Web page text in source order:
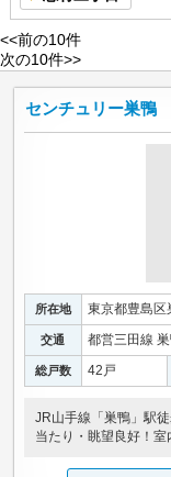
<<前の10件
次の10件>>
センチュリー巣鴨
所在地 東京都豊島区
交通 都営三田線
総戸数 42戸
JR山手線「巣鴨」駅
当たり・眺望良好！室